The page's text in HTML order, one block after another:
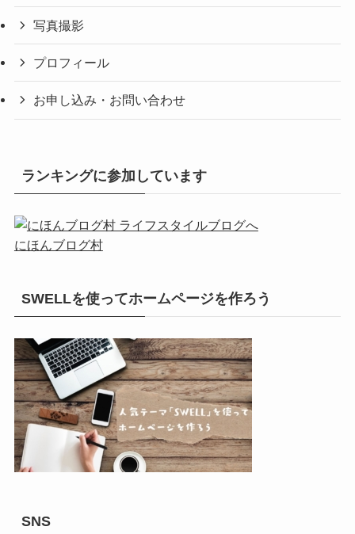
写真撮影
プロフィール
お申し込み・お問い合わせ
ランキングに参加しています
にほんブログ村
SWELLを使ってホームページを作ろう
SNS